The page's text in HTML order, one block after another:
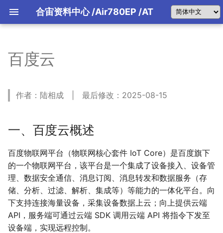
合宙资料中心 /Air780EP /AT
典型硬件设计指南
串口电路设计指导
一、百度云概述
1.2 物联网核心套件 IoT Core 使
三、准备硬件环境
五、连接百度云所需相关指令
六、 百度云操作实例
6.1 确认开发板正常开机并联网正
6.2 物联网核心套件 IoT Core 操
作
6.3 开发板 AT 实例
网络状态机
先做好准备工作
百度云
作者：陆相成 | 最后修改：2025-08-15
一、百度云概述
百度物联网平台（物联网核心套件 IoT Core）是百度旗下
的一个物联网平台，该平台是一个集成了设备接入、设备管
理、数据安全通信、消息订阅、消息转发和数据服务（存
储、分析、过滤、解析、集成等）等能力的一体化平台。向
下支持连接海量设备，采集设备数据上云；向上提供云端
API，服务端可通过云端 SDK 调用云端 API 将指令下发至
设备端，实现远程控制。